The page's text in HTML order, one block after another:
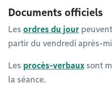
Documents officiels
Les ordres du jour
partir du vendredi après-
Les procès-verbaux sont
la séance.